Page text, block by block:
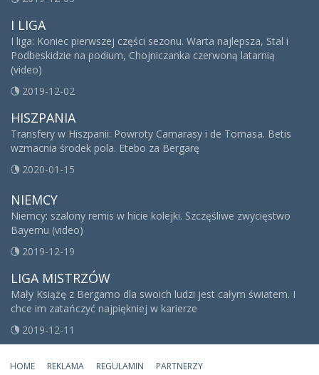
I LIGA
I liga: Koniec pierwszej części sezonu. Warta najlepsza, Stal i
Podbeskidzie na podium, Chojniczanka czerwoną latarnią
(video)
2019-12-02
HISZPANIA
Transfery w Hiszpanii: Powroty Camarasy i de Tomasa. Betis
wzmacnia środek pola. Etebo za Bergarę
2020-01-15
NIEMCY
Niemcy: szalony remis w hicie kolejki. Szczęśliwe zwycięstwo
Bayernu (video)
2019-12-19
LIGA MISTRZÓW
Mały Książę z Bergamo dla swoich ludzi jest całym światem. I
chce im zatańczyć najpiękniej w karierze
2019-12-11
HOME REKLAMA REGULAMIN PARTNERZY